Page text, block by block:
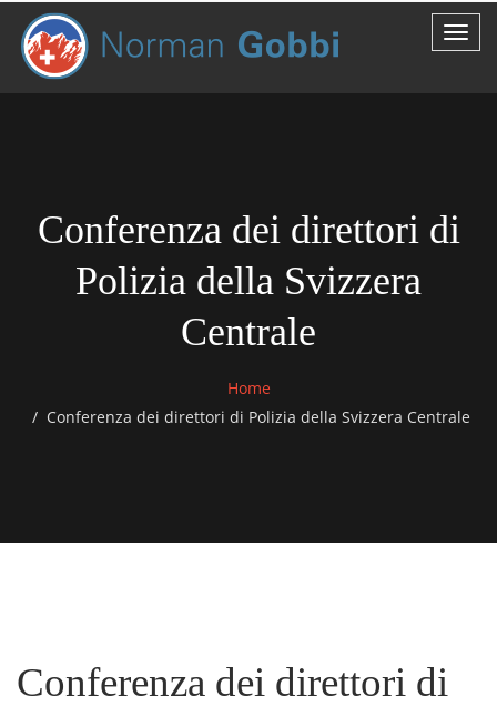
Conferenza dei direttori di
Polizia della Svizzera
Centrale
Home
Conferenza dei direttori di Polizia della Svizzera Centrale
Conferenza dei direttori di